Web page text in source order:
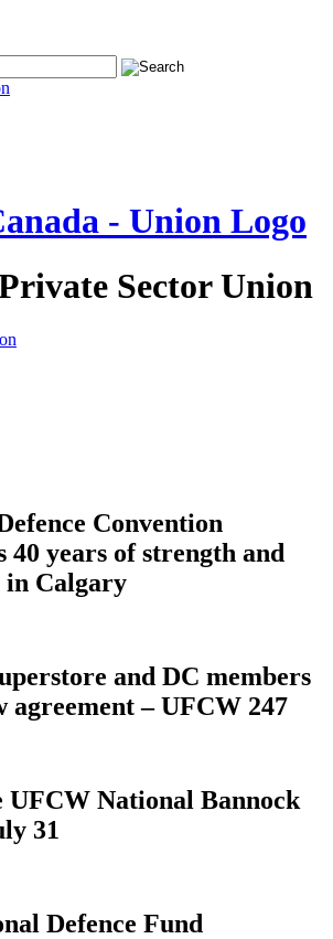
Sector Union
Convention
40 years of strength and
Calgary
and DC members
agreement – UFCW 247
UFCW National Bannock
31
Defence Fund